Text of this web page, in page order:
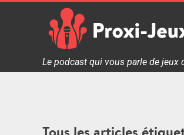
Proxi Jeux - Le podcast qui vous
Le podcast qui vous parle de jeux